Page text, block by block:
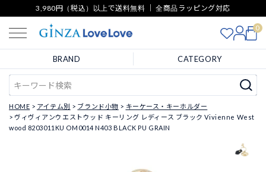
3,980円（税込）以上で送料無料 ｜ 全商品ラッピング対応
0
BRAND CATEGORY
HOME アイテム別 ブランド小物
キーケース・キーホルダー
ヴィヴィアンウエストウッド キーリング レディース ブラック Vivienne West
wood 8203011KU OM0014 N403 BLACK PU GRAIN